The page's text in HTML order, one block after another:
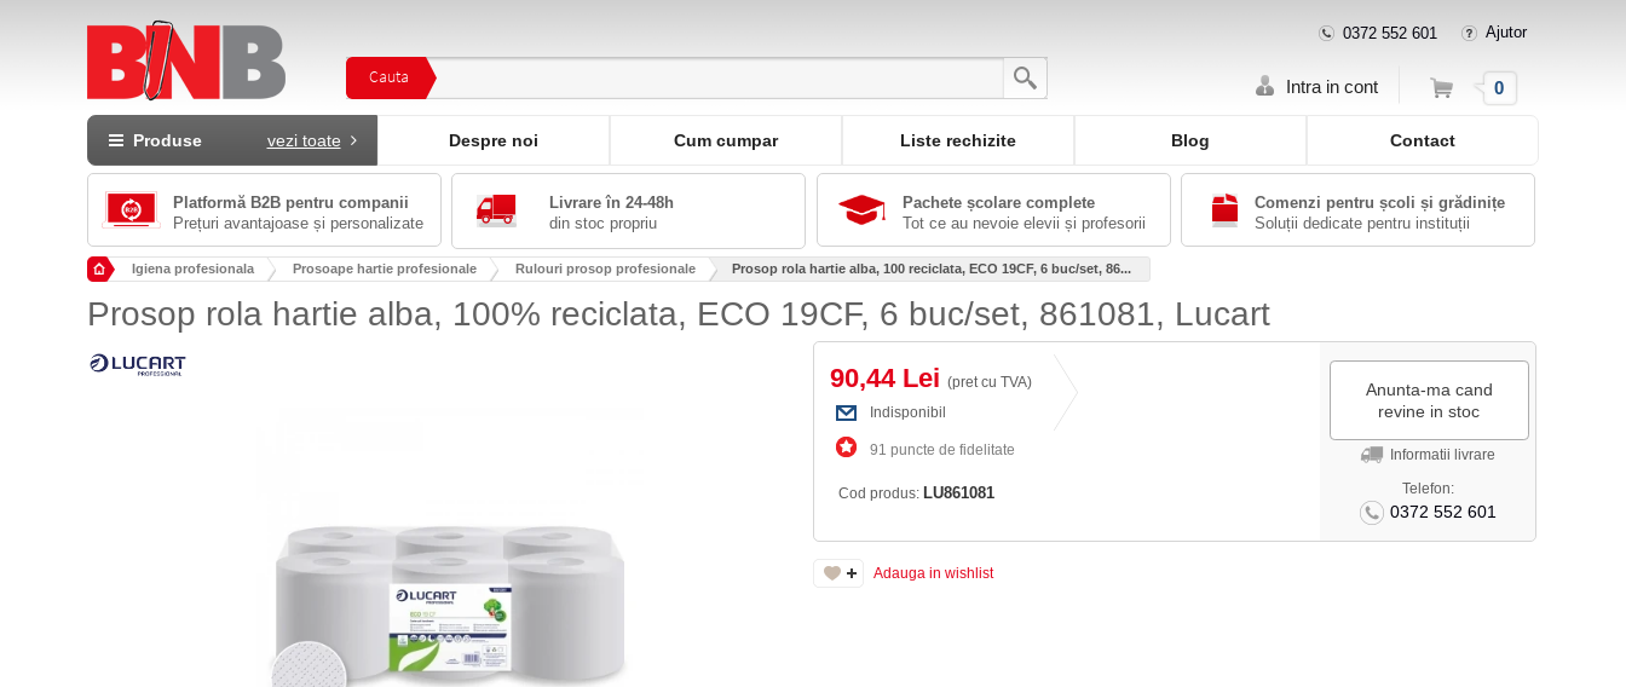
Cauta
0372 552 601 Ajutor
Intra in cont Cos 0
Produse vezi toate Despre noi Cum cumpar Liste rechizite Blog Contact
Platformă B2B pentru companii
Prețuri avantajoase și personalizate
Livrare în 24-48h
din stoc propriu
Pachete școlare complete
Tot ce au nevoie elevii și profesorii
Comenzi pentru școli și grădinițe
Soluții dedicate pentru instituții
Igiena profesionala Prosoape hartie profesionale Rulouri prosop profesionale Prosop rola hartie alba, 100 reciclata, ECO 19CF, 6 buc/set, 86...
Prosop rola hartie alba, 100% reciclata, ECO 19CF, 6 buc/set, 861081, Lucart
90,44 Lei (pret cu TVA)
Indisponibil
91 puncte de fidelitate
Cod produs: LU861081
Anunta-ma cand
revine in stoc
Informatii livrare
Telefon:
0372 552 601
Adauga in wishlist